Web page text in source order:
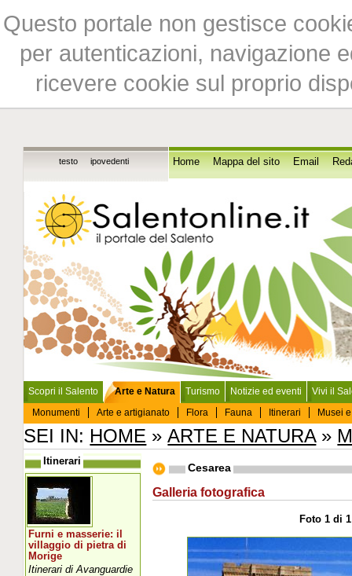
Questo portale non gestisce
per autenticazioni, navigazione
ricevere cookie sul proprio
testo ipovedenti Home Mappa del sito Email
Scopri il Salento
Arte e Natura
Monumenti
Arte e artigianato Flora Fauna Itinerari Musei
Turismo Notizie ed eventi Vivi il
SEI IN: HOME »ARTE E NATURA»
Cesarea
Galleria fotografica
Foto 1 di 1
Itinerari
Furni e masserie: il
villaggio di pietra di
Morige
Itinerari di Avanguardie